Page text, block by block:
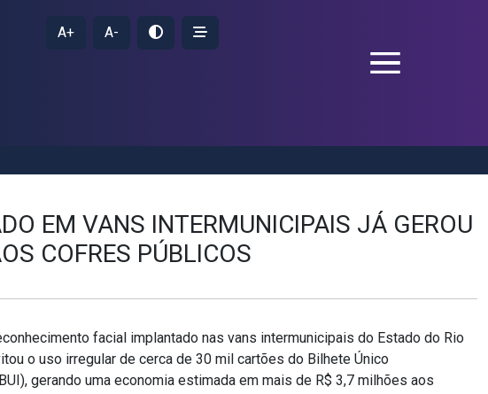
A+ A-
EM VANS INTERMUNICIPAIS JÁ GEROU
COFRES PÚBLICOS
facial implantado nas vans intermunicipais do Estado do Rio
o uso irregular de cerca de 30 mil cartões do Bilhete Único
gerando uma economia estimada em mais de R$ 3,7 milhões aos